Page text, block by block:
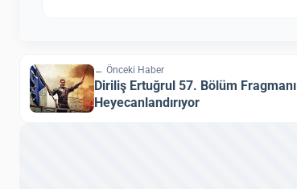
← Önceki Haber
Diriliş Ertuğrul 57. Bölüm Fragmanı
Heyecanlandırıyor